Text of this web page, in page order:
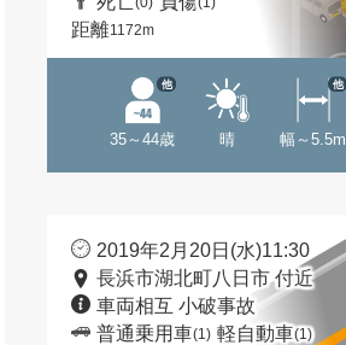
距離1172m
35～44歳
他
晴 幅～5.5m
他
2019年2月20日(水)11:30
長浜市湖北町八日市 付近
車両相互 小破事故
普通乗用車(1) 軽自動車(1)